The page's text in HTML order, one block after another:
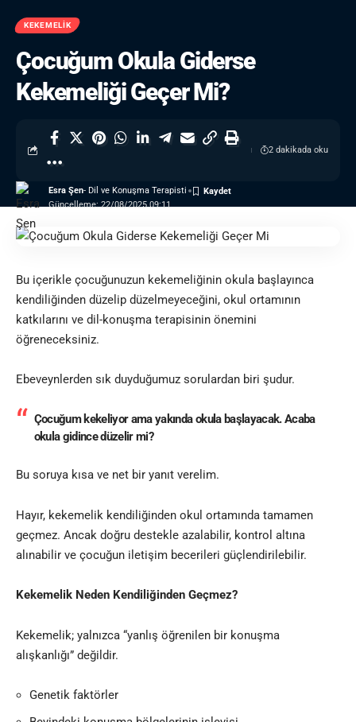
KEKEMELIK
Çocuğum Okula Giderse
Kekemeliği Geçer Mi?
Güncelleme: 22/08/2025 09:11
Esra Şen- Dil ve Konuşma Terapisti
2 dakikada oku
Bu içerikle çocuğunuzun kekemeliğinin okula başlayınca
kendiliğinden düzelip düzelmeyeceğini, okul ortamının
katkılarını ve dil-konuşma terapisinin önemini
öğreneceksiniz.
Ebeveynlerden sık duyduğumuz sorulardan biri şudur.
Çocuğum kekeliyor ama yakında okula başlayacak. Acaba
okula gidince düzelir mi?
Bu soruya kısa ve net bir yanıt verelim.
Hayır, kekemelik kendiliğinden okul ortamında tamamen
geçmez. Ancak doğru destekle azalabilir, kontrol altına
alınabilir ve çocuğun iletişim becerileri güçlendirilebilir.
Kekemelik Neden Kendiliğinden Geçmez?
Kekemelik; yalnızca “yanlış öğrenilen bir konuşma
alışkanlığı” değildir.
Genetik faktörler